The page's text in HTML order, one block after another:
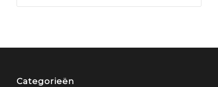
Categorieën